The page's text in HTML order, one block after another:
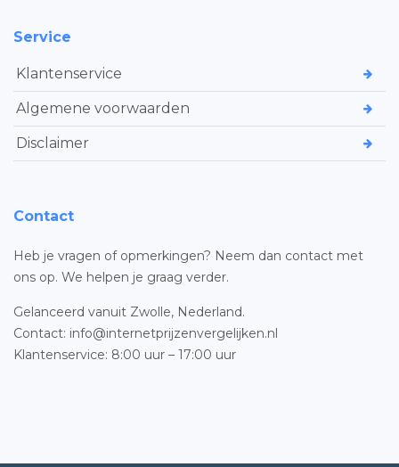
Service
Klantenservice
Algemene voorwaarden
Disclaimer
Contact
Heb je vragen of opmerkingen? Neem dan contact met
ons op. We helpen je graag verder.
Gelanceerd vanuit Zwolle, Nederland.
Contact: info@internetprijzenvergelijken.nl
Klantenservice: 8:00 uur – 17:00 uur